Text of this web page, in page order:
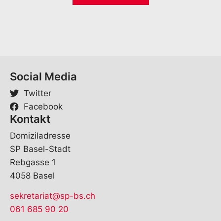
Social Media
Twitter
Facebook
Kontakt
Domiziladresse
SP Basel-Stadt
Rebgasse 1
4058 Basel
sekretariat@sp-bs.ch
061 685 90 20